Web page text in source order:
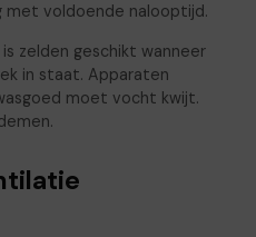
met voldoende nalooptijd.
zelden geschikt wanneer
in staat. Apparaten
moet vocht kwijt.